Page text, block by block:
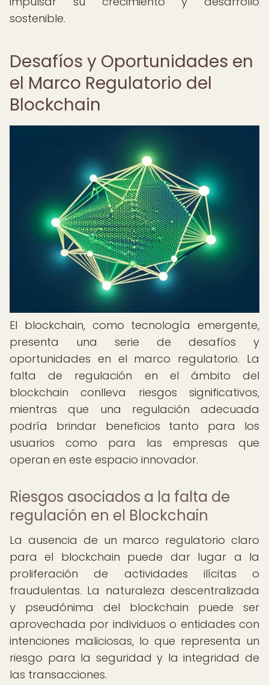
sostenible.
Desafíos y Oportunidades en
el Marco Regulatorio del
Blockchain
El blockchain, como tecnología emergente,
presenta una serie de desafíos y
oportunidades en el marco regulatorio. La
falta de regulación en el ámbito del
blockchain conlleva riesgos significativos,
mientras que una regulación adecuada
podría brindar beneficios tanto para los
usuarios como para las empresas que
operan en este espacio innovador.
Riesgos asociados a la falta de
regulación en el Blockchain
La ausencia de un marco regulatorio claro
para el blockchain puede dar lugar a la
proliferación de actividades ilícitas o
fraudulentas. La naturaleza descentralizada
y pseudónima del blockchain puede ser
aprovechada por individuos o entidades con
intenciones maliciosas, lo que representa un
riesgo para la seguridad y la integridad de
las transacciones.